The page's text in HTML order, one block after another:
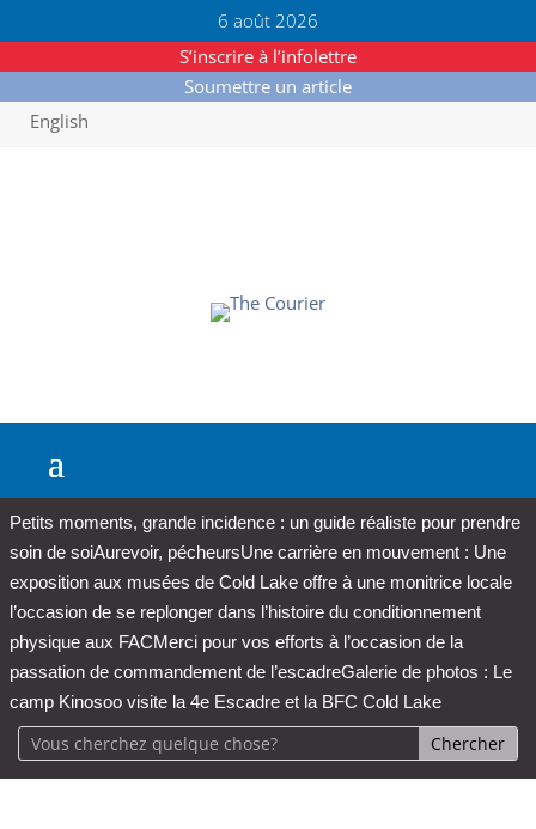
6 août 2026
S’inscrire à l’infolettre
Soumettre un article
English
Petits moments, grande incidence : un guide réaliste pour prendre
soin de soiAurevoir, pécheursUne carrière en mouvement : Une
exposition aux musées de Cold Lake offre à une monitrice locale
l’occasion de se replonger dans l’histoire du conditionnement
physique aux FACMerci pour vos efforts à l’occasion de la
passation de commandement de l’escadreGalerie de photos : Le
camp Kinosoo visite la 4e Escadre et la BFC Cold Lake